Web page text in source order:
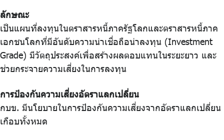
ลักษณะ
เป็นแผนที่ลงทุนในตราสารหนี้ภาครัฐโลกและตราสารหนี้ภาค
เอกชนโลกที่มีอันดับความน่าเชื่อถือน่าลงทุน (Investment
Grade) มีวัตถุประสงค์เพื่อสร้างผลตอบแทนในระยะยาว และ
ช่วยกระจายความเสี่ยงในการลงทุน
การป้องกันความเสี่ยงอัตราแลกเปลี่ยน
กบข. มีนโยบายในการป้องกันความเสี่ยงจากอัตราแลกเปลี่ยน
เกือบทั้งหมด